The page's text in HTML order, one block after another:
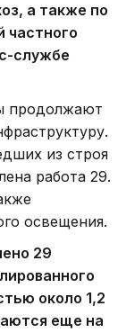
а также по
частного
службе
продолжают
из строя
работа 29.
освещения.
29
около 1,2
еще на